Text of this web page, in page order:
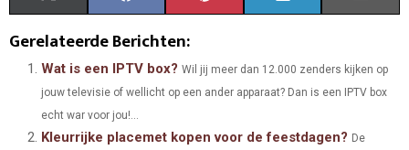
A
R
T
W
A
R
C
E R
T R
K R
I
Gerelateerde Berichten:
Wat is een IPTV box? Wil jij meer dan 12.000 zenders kijken op
jouw televisie of wellicht op een ander apparaat? Dan is een IPTV box
echt war voor jou!...
Kleurrijke placemet kopen voor de feestdagen? De